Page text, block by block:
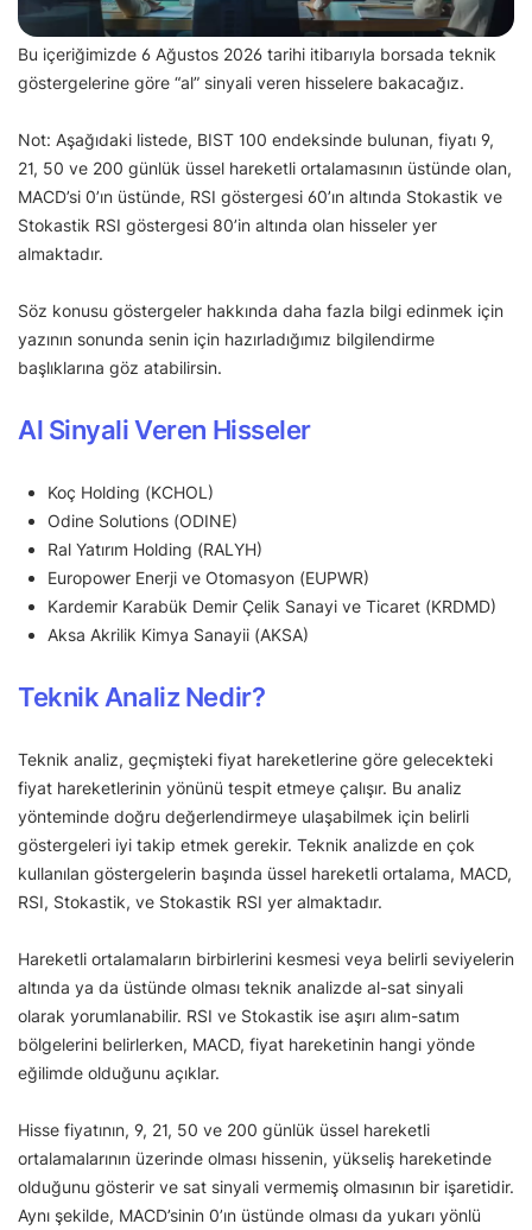
Bu içeriğimizde 6 Ağustos 2026 tarihi itibarıyla borsada teknik
göstergelerine göre “al” sinyali veren hisselere bakacağız.
Not: Aşağıdaki listede, BIST 100 endeksinde bulunan, fiyatı 9,
21, 50 ve 200 günlük üssel hareketli ortalamasının üstünde olan,
MACD’si 0’ın üstünde, RSI göstergesi 60’ın altında Stokastik ve
Stokastik RSI göstergesi 80’in altında olan hisseler yer
almaktadır.
Söz konusu göstergeler hakkında daha fazla bilgi edinmek için
yazının sonunda senin için hazırladığımız bilgilendirme
başlıklarına göz atabilirsin.
Al Sinyali Veren Hisseler
Koç Holding (KCHOL)
Odine Solutions (ODINE)
Ral Yatırım Holding (RALYH)
Europower Enerji ve Otomasyon (EUPWR)
Kardemir Karabük Demir Çelik Sanayi ve Ticaret (KRDMD)
Aksa Akrilik Kimya Sanayii (AKSA)
Teknik Analiz Nedir?
Teknik analiz, geçmişteki fiyat hareketlerine göre gelecekteki
fiyat hareketlerinin yönünü tespit etmeye çalışır. Bu analiz
yönteminde doğru değerlendirmeye ulaşabilmek için belirli
göstergeleri iyi takip etmek gerekir. Teknik analizde en çok
kullanılan göstergelerin başında üssel hareketli ortalama, MACD,
RSI, Stokastik, ve Stokastik RSI yer almaktadır.
Hareketli ortalamaların birbirlerini kesmesi veya belirli seviyelerin
altında ya da üstünde olması teknik analizde al-sat sinyali
olarak yorumlanabilir. RSI ve Stokastik ise aşırı alım-satım
bölgelerini belirlerken, MACD, fiyat hareketinin hangi yönde
eğilimde olduğunu açıklar.
Hisse fiyatının, 9, 21, 50 ve 200 günlük üssel hareketli
ortalamalarının üzerinde olması hissenin, yükseliş hareketinde
olduğunu gösterir ve sat sinyali vermemiş olmasının bir işaretidir.
Aynı şekilde, MACD’sinin 0’ın üstünde olması da yukarı yönlü